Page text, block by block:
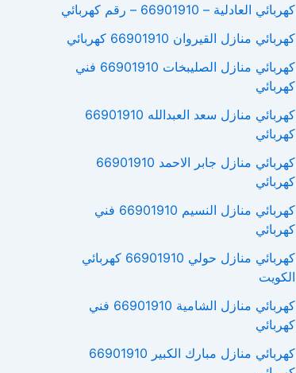
كهربائي العادلية – 66901910 – رقم كهربائي
كهربائي منازل القيروان 66901910 كهربائي
كهربائي منازل الصليبخات 66901910 فني
كهربائي
كهربائي منازل سعد العبدالله 66901910
كهربائي
كهربائي منازل جابر الاحمد 66901910
كهربائي
كهربائي منازل النسيم 66901910 فني
كهربائي
كهربائي منازل حولي 66901910 كهربائي
الكويت
كهربائي منازل الشامية 66901910 فني
كهربائي
كهربائي منازل مبارك الكبير 66901910